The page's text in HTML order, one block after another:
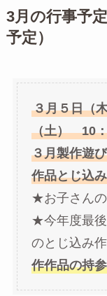
3月の行事予
予定）
３月５日（
（土） 10
３月製作遊
作品とじ込み
★お子さんの
★今年度最
のとじ込み
作作品の持